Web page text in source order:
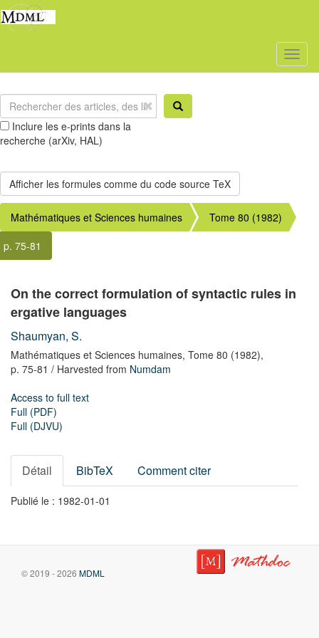
Inclure les e-prints dans la
recherche (arXiv, HAL)
Mathématiques et Sciences humaines
Tome 80 (1982)
p. 75-81
On the correct formulation of syntactic rules in
ergative languages
Shaumyan, S.
Mathématiques et Sciences humaines, Tome 80 (1982),
p. 75-81 / Harvested from Numdam
Access to full text
Full (PDF)
Full (DJVU)
Détail BibTeX Comment citer
Publié le : 1982-01-01
© 2019 - 2026 MDML